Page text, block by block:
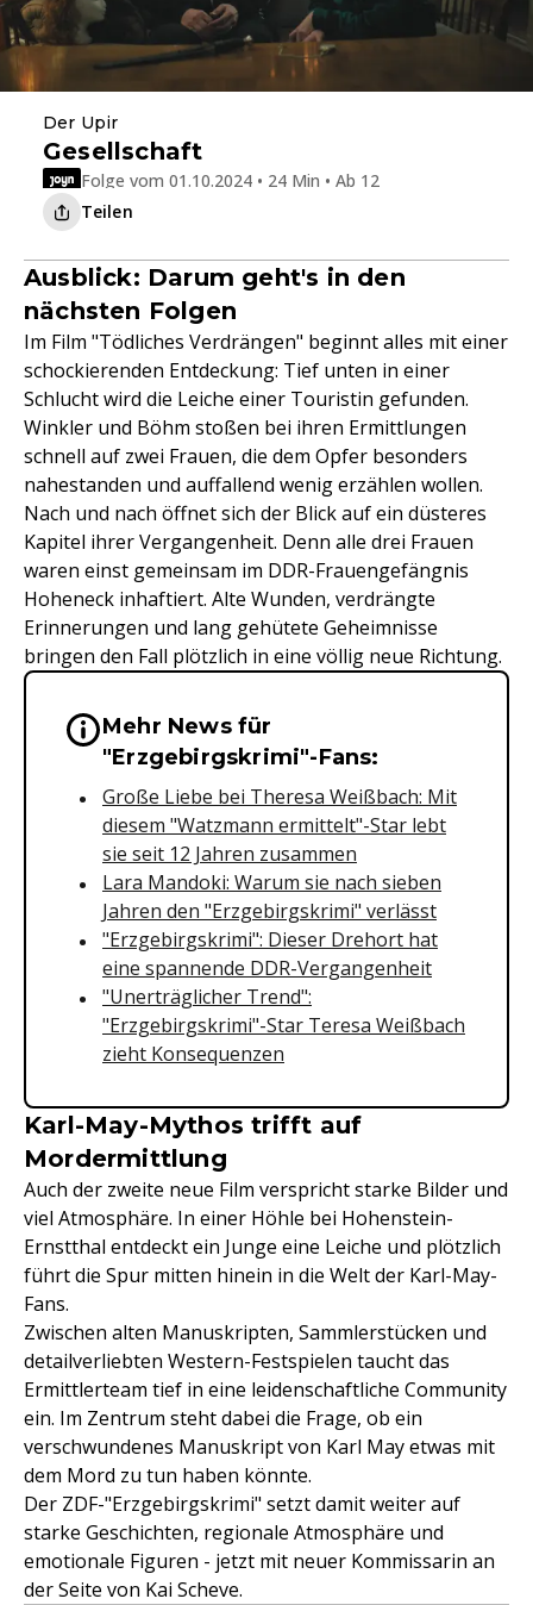
Der Upir
Gesellschaft
Folge vom 01.10.2024 • 24 Min • Ab 12
Teilen
Ausblick: Darum geht's in den
nächsten Folgen
Im Film "Tödliches Verdrängen" beginnt alles mit einer
schockierenden Entdeckung: Tief unten in einer
Schlucht wird die Leiche einer Touristin gefunden.
Winkler und Böhm stoßen bei ihren Ermittlungen
schnell auf zwei Frauen, die dem Opfer besonders
nahestanden und auffallend wenig erzählen wollen.
Nach und nach öffnet sich der Blick auf ein düsteres
Kapitel ihrer Vergangenheit. Denn alle drei Frauen
waren einst gemeinsam im DDR-Frauengefängnis
Hoheneck inhaftiert. Alte Wunden, verdrängte
Erinnerungen und lang gehütete Geheimnisse
bringen den Fall plötzlich in eine völlig neue Richtung.
Wichtige Hinweise &
Mehr News für
"Erzgebirgskrimi"-Fans:
Große Liebe bei Theresa Weißbach: Mit
diesem "Watzmann ermittelt"-Star lebt
sie seit 12 Jahren zusammen
Lara Mandoki: Warum sie nach sieben
Jahren den "Erzgebirgskrimi" verlässt
"Erzgebirgskrimi": Dieser Drehort hat
eine spannende DDR-Vergangenheit
"Unerträglicher Trend":
"Erzgebirgskrimi"-Star Teresa Weißbach
zieht Konsequenzen
Karl-May-Mythos trifft auf
Mordermittlung
Auch der zweite neue Film verspricht starke Bilder und
viel Atmosphäre. In einer Höhle bei Hohenstein-
Ernstthal entdeckt ein Junge eine Leiche und plötzlich
führt die Spur mitten hinein in die Welt der Karl-May-
Fans.
Zwischen alten Manuskripten, Sammlerstücken und
detailverliebten Western-Festspielen taucht das
Ermittlerteam tief in eine leidenschaftliche Community
ein. Im Zentrum steht dabei die Frage, ob ein
verschwundenes Manuskript von Karl May etwas mit
dem Mord zu tun haben könnte.
Der ZDF-"Erzgebirgskrimi" setzt damit weiter auf
starke Geschichten, regionale Atmosphäre und
emotionale Figuren - jetzt mit neuer Kommissarin an
der Seite von Kai Scheve.